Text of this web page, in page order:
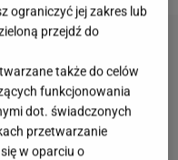
ograniczyć jej zakres lub
przejdź do
także do celów
funkcjonowania
dot. świadczonych
przetwarzanie
w oparciu o